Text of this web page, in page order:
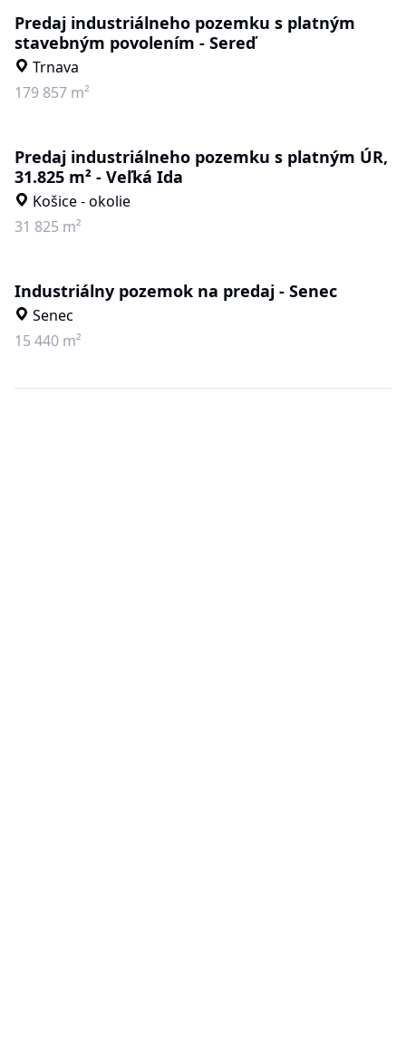
Predaj industriálneho pozemku s platným
stavebným povolením - Sereď
Trnava
179 857 m²
Predaj industriálneho pozemku s platným ÚR,
31.825 m² - Veľká Ida
Košice - okolie
31 825 m²
Industriálny pozemok na predaj - Senec
Senec
15 440 m²